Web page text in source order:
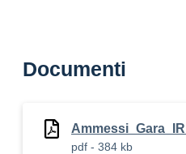
Documenti
pdf - 384 kb